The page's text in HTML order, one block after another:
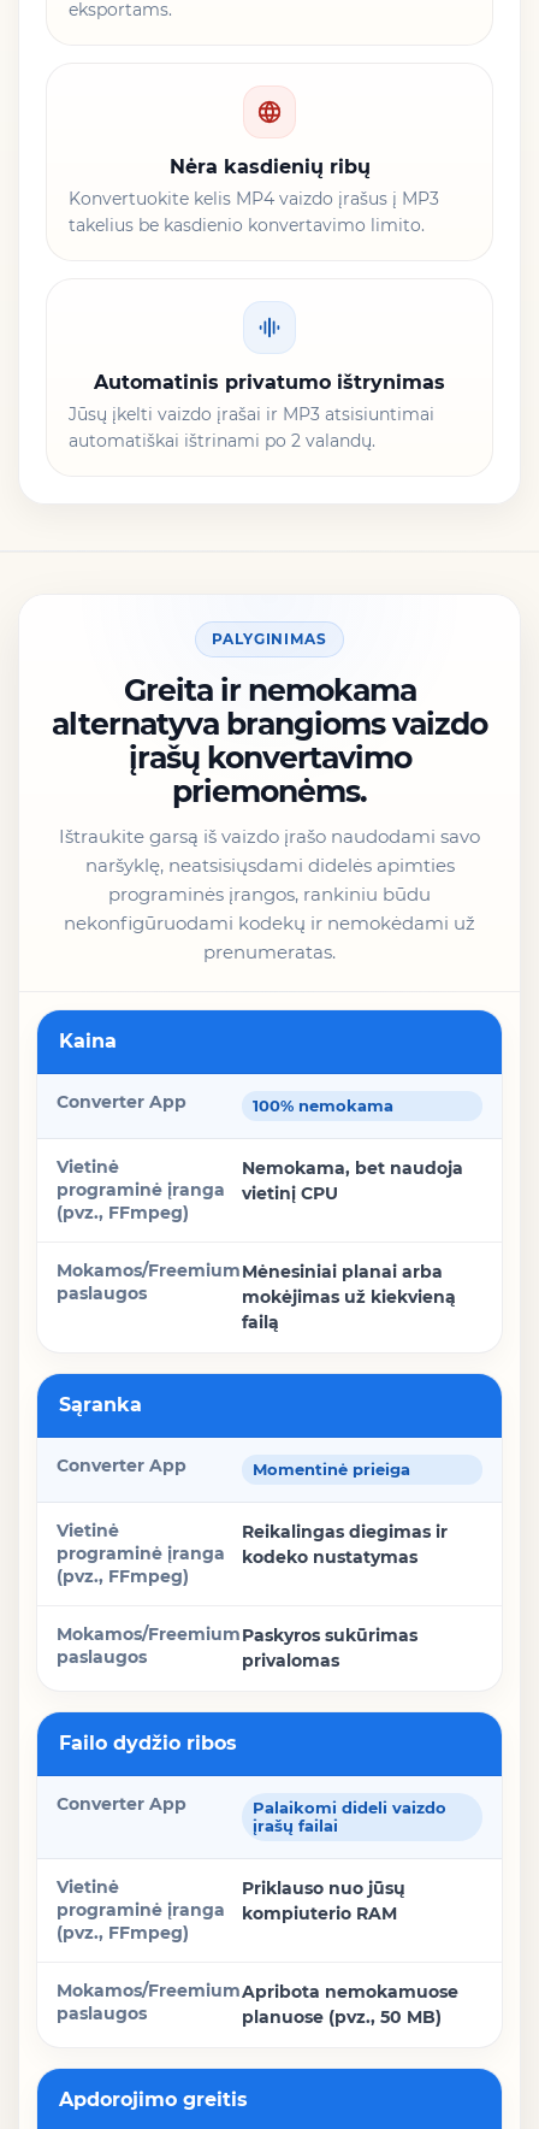
eksportams.
Nėra kasdienių ribų
Konvertuokite kelis MP4 vaizdo įrašus į MP3
takelius be kasdienio konvertavimo limito.
Automatinis privatumo ištrynimas
Jūsų įkelti vaizdo įrašai ir MP3 atsisiuntimai
automatiškai ištrinami po 2 valandų.
PALYGINIMAS
Greita ir nemokama
alternatyva brangioms vaizdo
įrašų konvertavimo
priemonėms.
Ištraukite garsą iš vaizdo įrašo naudodami savo
naršyklę, neatsisiųsdami didelės apimties
programinės įrangos, rankiniu būdu
nekonfigūruodami kodekų ir nemokėdami už
prenumeratas.
Funkcija
Vietinė programinė įranga (pvz., FFmpeg)
Mokamos/Freemium paslaugos
Kaina
100% nemokama
Nemokama, bet naudoja
vietinį CPU
Mėnesiniai planai arba
mokėjimas už kiekvieną
failą
Sąranka
Momentinė prieiga
Reikalingas diegimas ir
kodeko nustatymas
Paskyros sukūrimas
privalomas
Failo dydžio ribos
Palaikomi dideli vaizdo
įrašų failai
Priklauso nuo jūsų
kompiuterio RAM
Apribota nemokamuose
planuose (pvz., 50 MB)
Apdorojimo greitis